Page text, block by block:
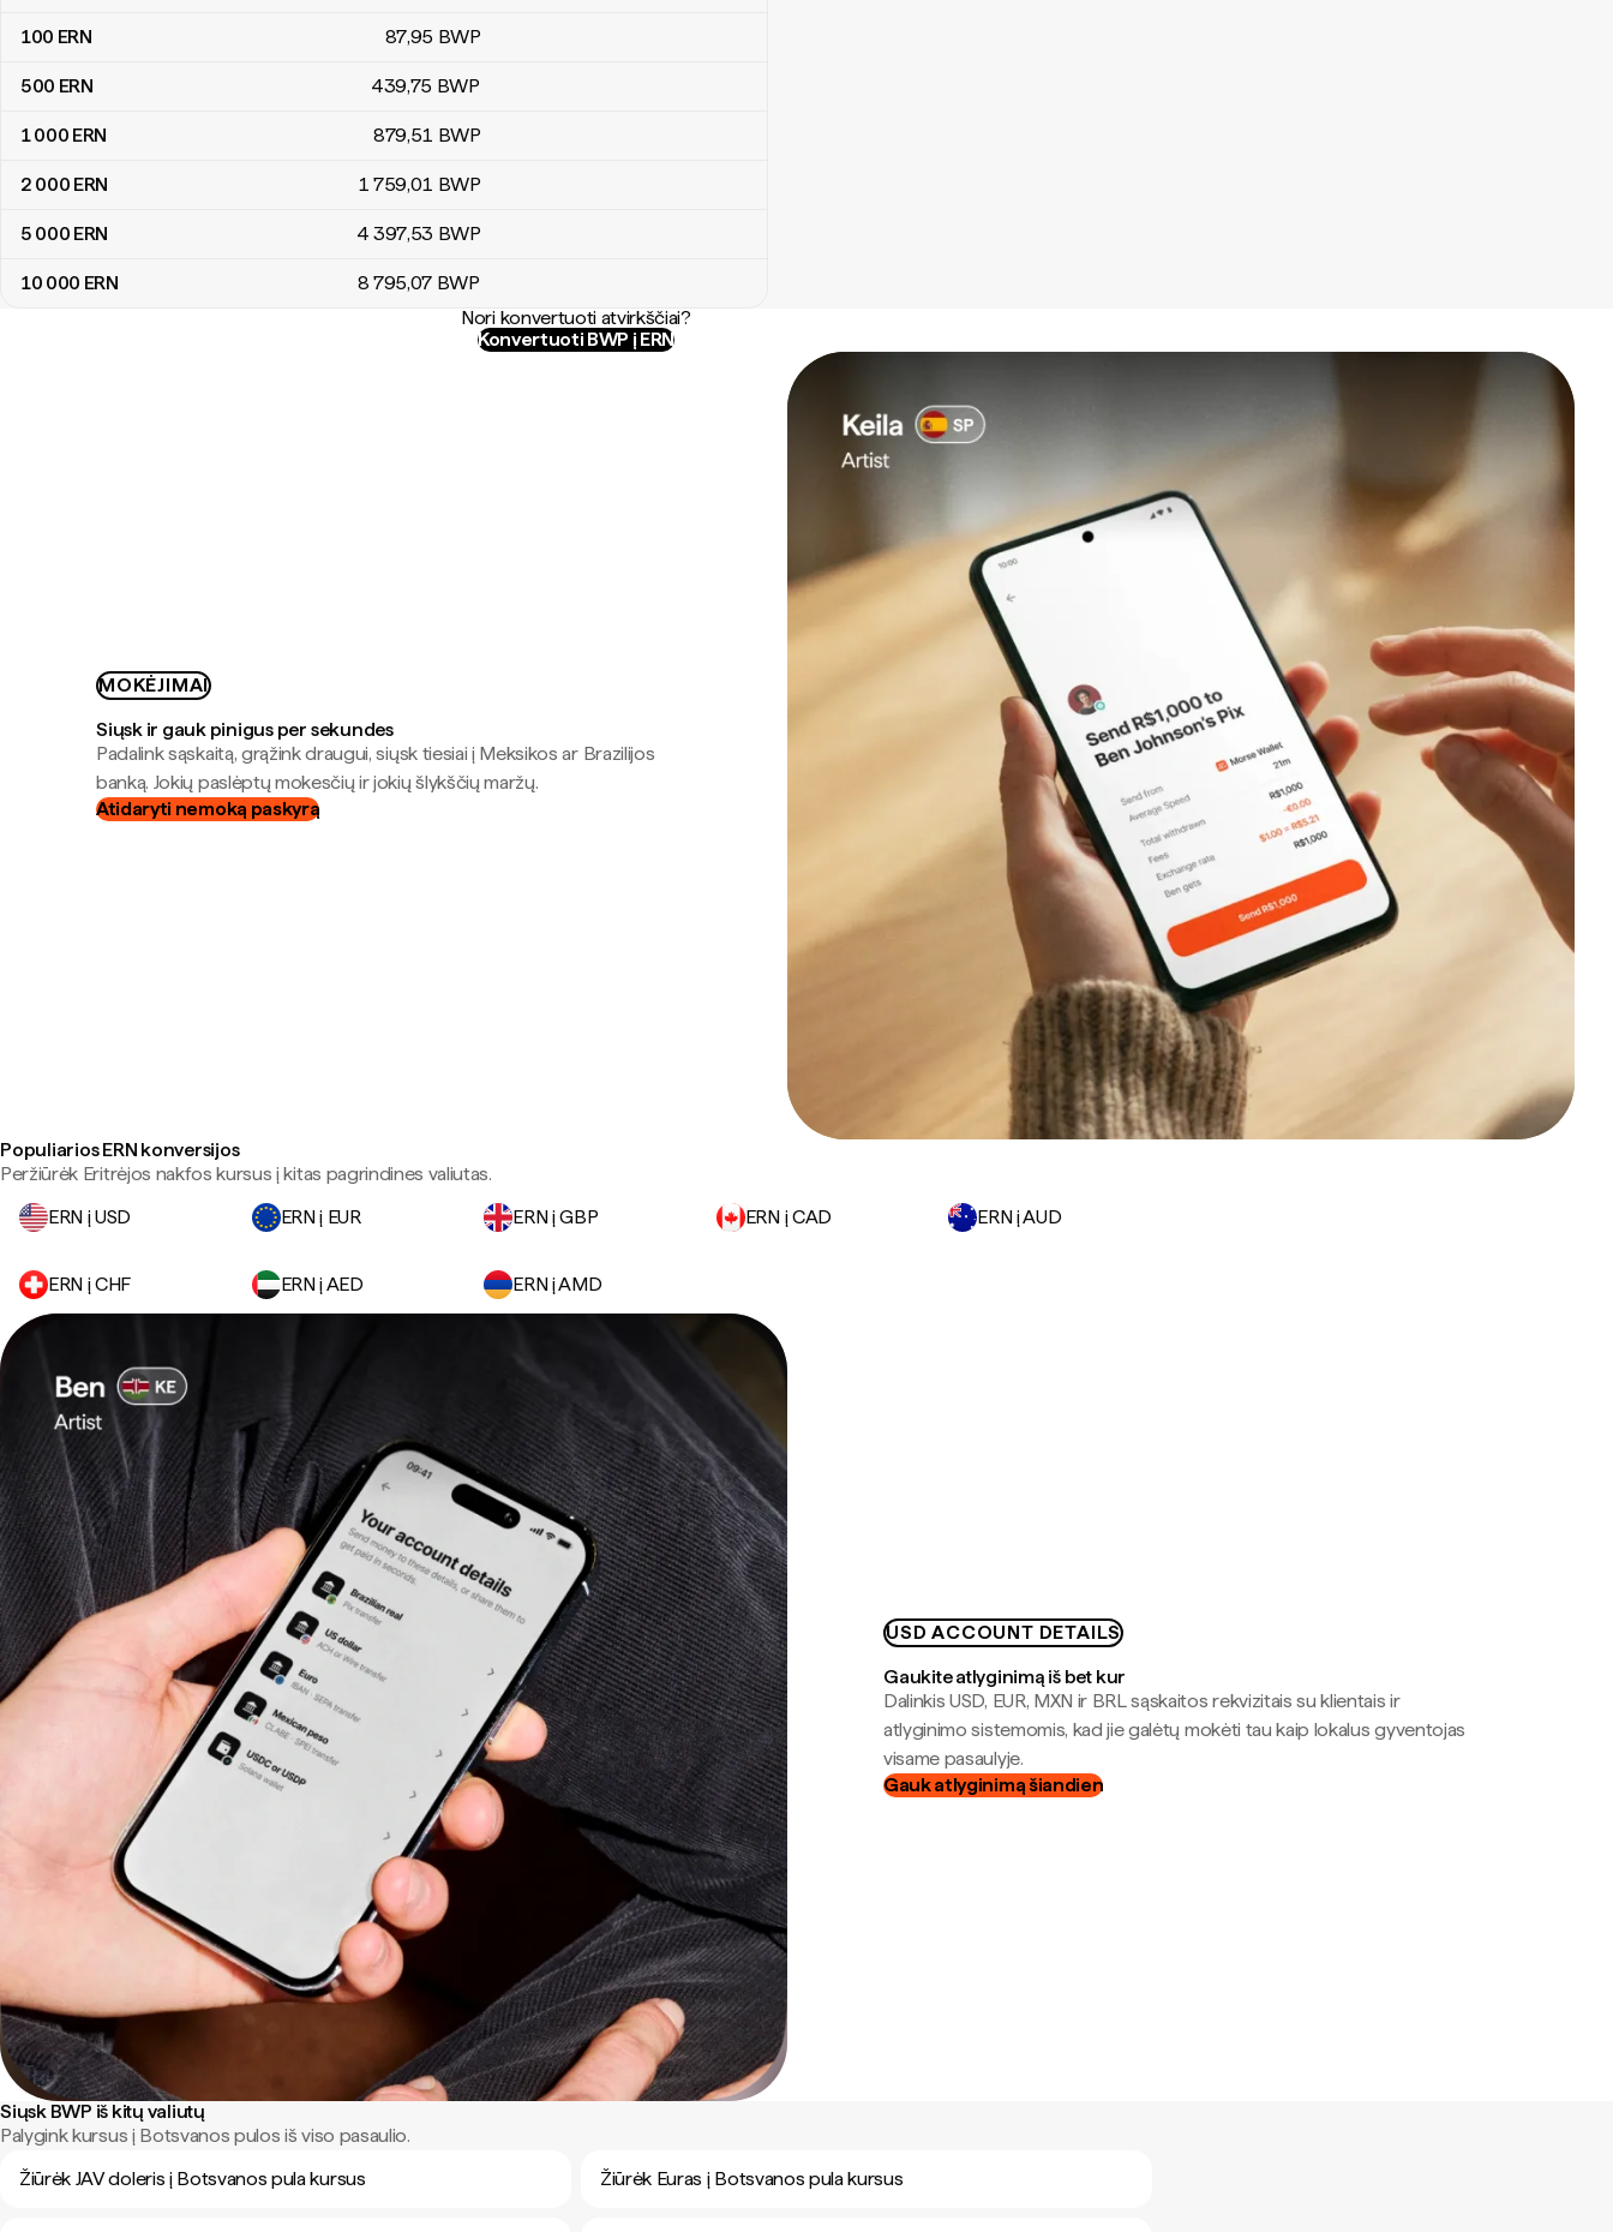
100 ERN 87,95 BWP
500 ERN 439,75 BWP
1 000 ERN 879,51 BWP
2 000 ERN 1 759,01 BWP
5 000 ERN 4 397,53 BWP
10 000 ERN 8 795,07 BWP
Nori konvertuoti atvirkščiai?
Konvertuoti BWP į ERN
MOKĖJIMAI
Siųsk ir gauk pinigus per sekundes
Padalink sąskaitą, grąžink draugui, siųsk tiesiai į Meksikos ar Brazilijos
banką. Jokių paslėptų mokesčių ir jokių šlykščių maržų.
Atidaryti nemoką paskyrą
Populiarios ERN konversijos
Peržiūrėk Eritrėjos nakfos kursus į kitas pagrindines valiutas.
ERN į USD
ERN į EUR ERN į GBP ERN į CAD ERN į AUD
ERN į CHF ERN į AED ERN į AMD
USD ACCOUNT DETAILS
Gaukite atlyginimą iš bet kur
Dalinkis USD, EUR, MXN ir BRL sąskaitos rekvizitais su klientais ir
atlyginimo sistemomis, kad jie galėtų mokėti tau kaip lokalus gyventojas
visame pasaulyje.
Gauk atlyginimą šiandien
Siųsk BWP iš kitų valiutų
Palygink kursus į Botsvanos pulos iš viso pasaulio.
Žiūrėk JAV doleris į Botsvanos pula kursus
Žiūrėk Euras į Botsvanos pula kursus